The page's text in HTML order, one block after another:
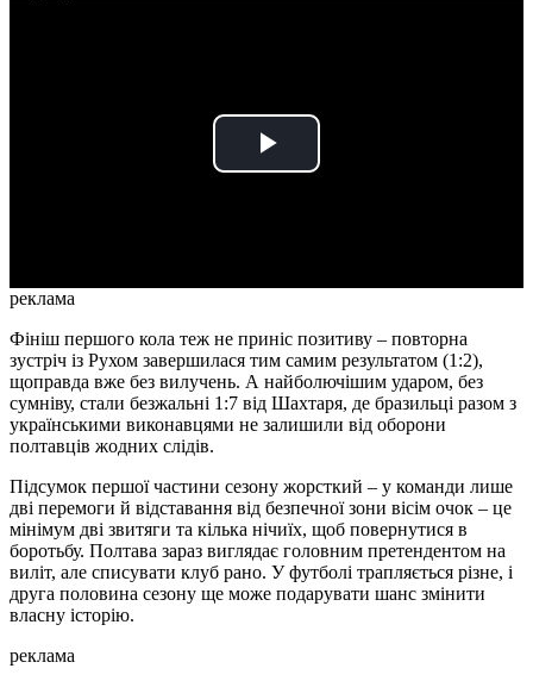
Play
реклама
Фініш першого кола теж не приніс позитиву – повторна
зустріч із Рухом завершилася тим самим результатом (1:2),
щоправда вже без вилучень. А найболючішим ударом, без
сумніву, стали безжальні 1:7 від Шахтаря, де бразильці разом з
українськими виконавцями не залишили від оборони
полтавців жодних слідів.
Підсумок першої частини сезону жорсткий – у команди лише
дві перемоги й відставання від безпечної зони вісім очок – це
мінімум дві звитяги та кілька нічиїх, щоб повернутися в
боротьбу. Полтава зараз виглядає головним претендентом на
виліт, але списувати клуб рано. У футболі трапляється різне, і
друга половина сезону ще може подарувати шанс змінити
власну історію.
реклама